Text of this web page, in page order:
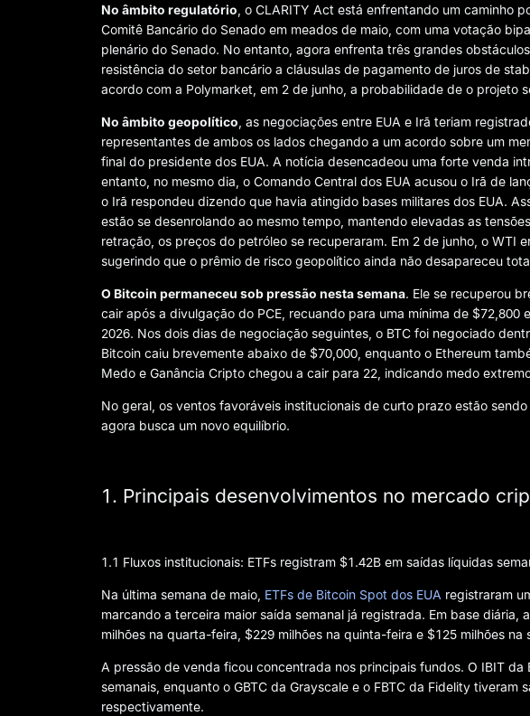
No âmbito regulatório , o CLARITY Act está enfrentando um caminho
Comitê Bancário do Senado em meados de maio, com uma votação
plenário do Senado. No entanto, agora enfrenta três grandes
resistência do setor bancário a cláusulas de pagamento de juros de
acordo com a Polymarket, em 2 de junho, a probabilidade de o projeto
No âmbito geopolítico , as negociações entre EUA e Irã teriam
representantes de ambos os lados chegando a um acordo sobre um
final do presidente dos EUA. A notícia desencadeou uma forte venda
entanto, no mesmo dia, o Comando Central dos EUA acusou o Irã de
o Irã respondeu dizendo que havia atingido bases militares dos EUA.
estão se desenrolando ao mesmo tempo, mantendo elevadas as
retração, os preços do petróleo se recuperaram. Em 2 de junho, o WTI
sugerindo que o prêmio de risco geopolítico ainda não desapareceu
O Bitcoin permaneceu sob pressão nesta semana. Ele se recuperou
cair após a divulgação do PCE, recuando para uma mínima de $72,800
2026. Nos dois dias de negociação seguintes, o BTC foi negociado
Bitcoin caiu brevemente abaixo de $70,000, enquanto o Ethereum
Medo e Ganância Cripto chegou a cair para 22, indicando medo
No geral, os ventos favoráveis institucionais de curto prazo estão
agora busca um novo equilíbrio.
1. Principais desenvolvimentos no mercado
1.1 Fluxos institucionais: ETFs registram $1.42B em saídas líquidas
Na última semana de maio, ETFs de Bitcoin Spot dos EUA registraram
marcando a terceira maior saída semanal já registrada. Em base
milhões na quarta-feira, $229 milhões na quinta-feira e $125 milhões na
A pressão de venda ficou concentrada nos principais fundos. O IBIT
semanais, enquanto o GBTC da Grayscale e o FBTC da Fidelity tiveram
respectivamente.